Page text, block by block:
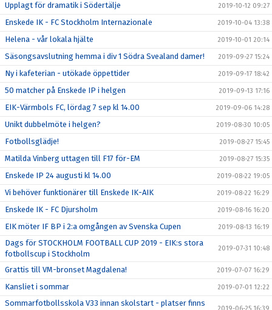
Upplagt för dramatik i Södertälje 2019-10-12 09:27
Enskede IK - FC Stockholm Internazionale 2019-10-04 13:38
Helena - vår lokala hjälte 2019-10-01 20:14
Säsongsavslutning hemma i div 1 Södra Svealand damer! 2019-09-27 15:24
Ny i kafeterian - utökade öppettider 2019-09-17 18:42
50 matcher på Enskede IP i helgen 2019-09-13 17:16
EIK-Värmbols FC, lördag 7 sep kl 14.00 2019-09-06 14:28
Unikt dubbelmöte i helgen? 2019-08-30 10:05
Fotbollsglädje! 2019-08-27 15:45
Matilda Vinberg uttagen till F17 för-EM 2019-08-27 15:35
Enskede IP 24 augusti kl 14.00 2019-08-22 19:05
Vi behöver funktionärer till Enskede IK-AIK 2019-08-22 16:29
Enskede IK - FC Djursholm 2019-08-16 16:20
EIK möter IF BP i 2:a omgången av Svenska Cupen 2019-08-13 16:19
Dags för STOCKHOLM FOOTBALL CUP 2019 - EIK:s stora
fotbollscup i Stockholm
2019-07-31 10:48
Grattis till VM-bronset Magdalena! 2019-07-07 16:29
Kansliet i sommar 2019-07-01 12:22
Sommarfotbollsskola V33 innan skolstart - platser finns